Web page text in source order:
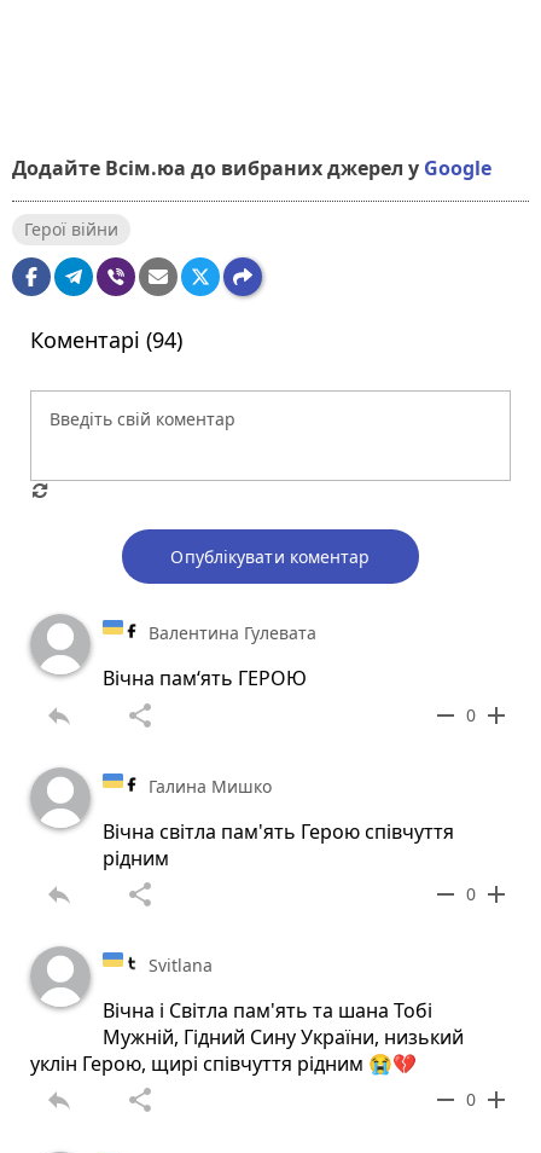
Додайте Всім.юа до вибраних джерел у Google
Герої війни
Коментарі (94)
Опублікувати коментар
Валентина Гулевата
Вічна пам‘ять ГЕРОЮ
reply share remove 0 add
Галина Мишко
Вічна світла пам'ять Герою співчуття
рідним
reply share remove 0 add
Svitlana
Вічна і Світла пам'ять та шана Тобі
Мужній, Гідний Сину України, низький
уклін Герою, щирі співчуття рідним 😭💔
reply share remove 0 add